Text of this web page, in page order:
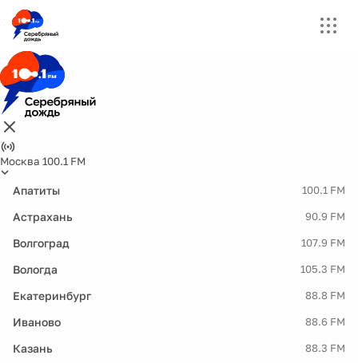
Москва 100.1 FM
Апатиты 100.1 FM
Астрахань 90.9 FM
Волгоград 107.9 FM
Вологда 105.3 FM
Екатеринбург 88.8 FM
Иваново 88.6 FM
Казань 88.3 FM